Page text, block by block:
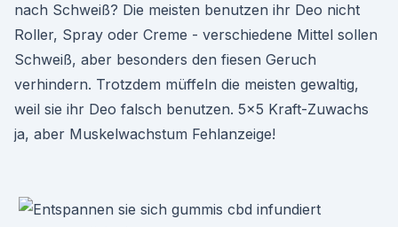
nach Schweiß? Die meisten benutzen ihr Deo nicht
Roller, Spray oder Creme - verschiedene Mittel sollen
Schweiß, aber besonders den fiesen Geruch
verhindern. Trotzdem müffeln die meisten gewaltig,
weil sie ihr Deo falsch benutzen. 5x5 Kraft-Zuwachs
ja, aber Muskelwachstum Fehlanzeige!